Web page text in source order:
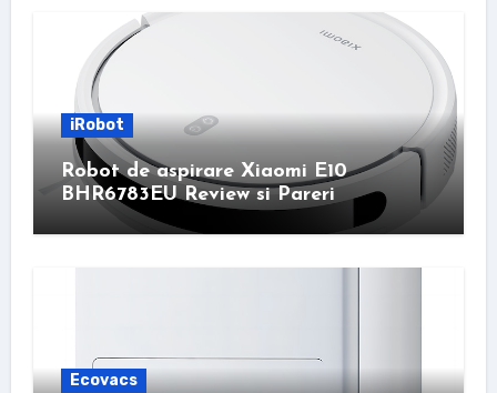
iRobot
Robot de aspirare Xiaomi E10
BHR6783EU Review si Pareri
Ecovacs